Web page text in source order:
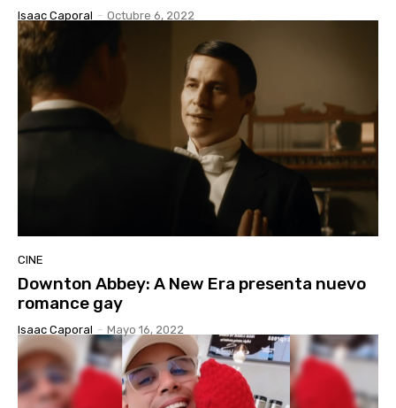
Isaac Caporal - Octubre 6, 2022
CINE
Downton Abbey: A New Era presenta nuevo
romance gay
Isaac Caporal - Mayo 16, 2022